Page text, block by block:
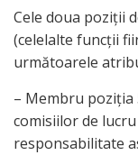
Cele doua poziții
(celelalte funcții
următoarele
– Membru
comisiilor de
responsabilitate